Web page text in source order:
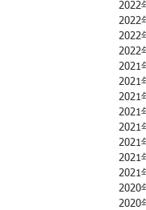
2022
2022
2022
2022
2021
2021
2021
2021
2021
2021
2021
2021
2020
2020